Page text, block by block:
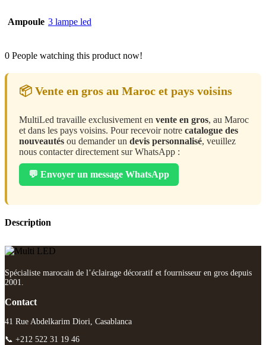
Ampoule 3 lampe led
0 People watching this product now!
📦 Vente en gros au Maroc et pays voisins
MultiLed travaille exclusivement en vente en gros, au Maroc
et dans les pays voisins. Pour recevoir notre catalogue des
nouveautés ou demander un devis personnalisé, veuillez
nous contacter directement sur WhatsApp :
💬 Envoyer un message WhatsApp
Description
Spécialiste marocain de l’éclairage décoratif et fournisseur en gros depuis
2001.
Contact
41 Rue Abdelkarim Diori, Casablanca
📞 +212 522 31 19 46